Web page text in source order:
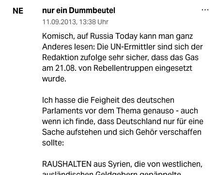
NE nur ein Dummbeutel
11.09.2013, 13:38 Uhr
Komisch, auf Russia Today kann man ganz
Anderes lesen: Die UN-Ermittler sind sich der
Redaktion zufolge sehr sicher, dass das Gas
am 21.08. von Rebellentruppen eingesetzt
wurde.
Ich hasse die Feigheit des deutschen
Parlaments vor dem Thema genauso - auch
wenn ich finde, dass Deutschland nur für eine
Sache aufstehen und sich Gehör verschaffen
sollte:
RAUSHALTEN aus Syrien, die von westlichen,